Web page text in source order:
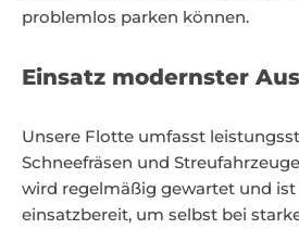
problemlos parken können.
Einsatz modernster
Unsere Flotte umfasst
Schneefräsen und
wird regelmäßig gewartet und
einsatzbereit, um selbst bei